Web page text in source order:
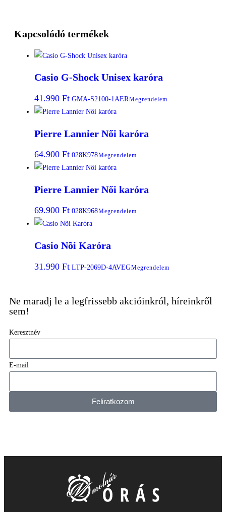
Kapcsolódó termékek
Casio G-Shock Unisex karóra
41.990 Ft GMA-S2100-1AERMegrendelem
Pierre Lannier Női karóra
64.900 Ft 028K978Megrendelem
Pierre Lannier Női karóra
69.900 Ft 028K968Megrendelem
Casio Nõi Karóra
31.990 Ft LTP-2069D-4AVEGMegrendelem
Ne maradj le a legfrissebb akcióinkról, híreinkről
sem!
Keresztnév
E-mail
Feliratkozom